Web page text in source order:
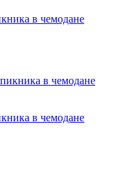
в чемодане
в чемодане